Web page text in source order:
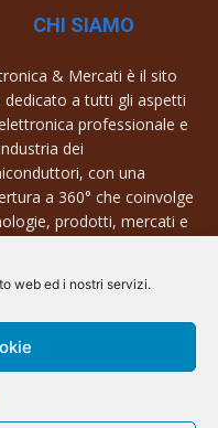
web ed i nostri servizi.
CHI SIAMO
& Mercati è il sito
dedicato a tutti gli aspetti
professionale e
dei
con una
a 360° che coinvolge
prodotti, mercati e